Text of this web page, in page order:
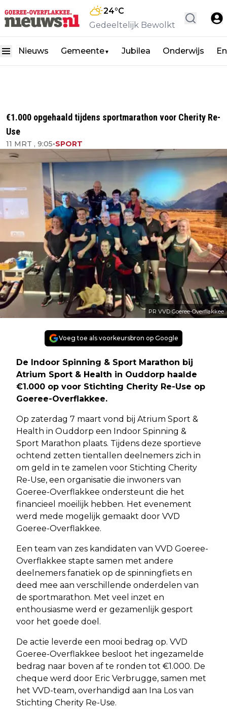
24°C
Gedeeltelijk Bewolkt
Nieuws Gemeente▼ Jubilea Onderwijs
€1.000 opgehaald tijdens sportmarathon voor Cherity Re-
Use
11 MRT , 9:05•SPORT
PR VVD Goeree-Overflakkee
Voeg toe als voorkeursbron op Google
De Indoor Spinning & Sport Marathon bij
Atrium Sport & Health in Ouddorp haalde
€1.000 op voor Stichting Cherity Re-Use op
Goeree-Overflakkee.
Op zaterdag 7 maart vond bij Atrium Sport &
Health in Ouddorp een Indoor Spinning &
Sport Marathon plaats. Tijdens deze sportieve
ochtend zetten tientallen deelnemers zich in
om geld in te zamelen voor Stichting Cherity
Re-Use, een organisatie die inwoners van
Goeree-Overflakkee ondersteunt die het
financieel moeilijk hebben. Het evenement
werd mede mogelijk gemaakt door VVD
Goeree-Overflakkee.
Een team van zes kandidaten van VVD Goeree-
Overflakkee stapte samen met andere
deelnemers fanatiek op de spinningfiets en
deed mee aan verschillende onderdelen van
de sportmarathon. Met veel inzet en
enthousiasme werd er gezamenlijk gesport
voor het goede doel.
De actie leverde een mooi bedrag op. VVD
Goeree-Overflakkee besloot het ingezamelde
bedrag naar boven af te ronden tot €1.000. De
cheque werd door Eric Verbrugge, samen met
het VVD-team, overhandigd aan Ina Los van
Stichting Cherity Re-Use.